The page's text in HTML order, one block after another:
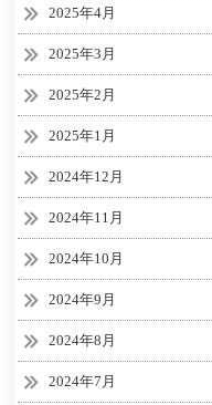
2025年4月
2025年3月
2025年2月
2025年1月
2024年12月
2024年11月
2024年10月
2024年9月
2024年8月
2024年7月